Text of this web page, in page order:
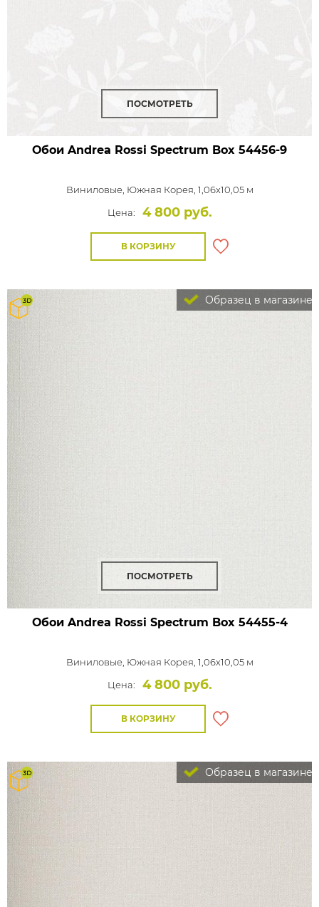
ПОСМОТРЕТЬ
Обои Andrea Rossi Spectrum Box 54456-9
Виниловые, Южная Корея, 1,06x10,05 м
Цена:
4 800 руб.
В КОРЗИНУ
Образец в магазине
ПОСМОТРЕТЬ
Обои Andrea Rossi Spectrum Box54455-4
Виниловые, Южная Корея, 1,06x10,05 м
Цена:
4 800 руб.
В КОРЗИНУ
Образец в магазине